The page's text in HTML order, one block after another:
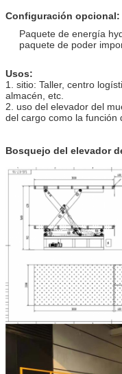
Configuración opcional:
Paquete de energía
paquete de poder
Usos:
1. sitio: Taller, centro
almacén, etc.
2. uso del elevador del
del cargo como la función
Bosquejo del elevador